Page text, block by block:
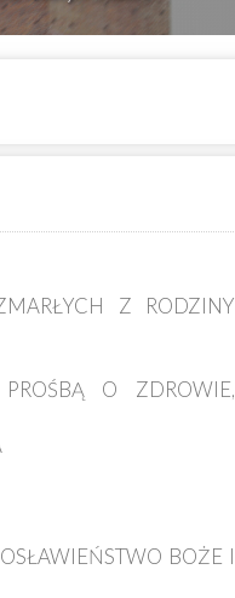
Z RODZINY
O ZDROWIE,
BOŻE I